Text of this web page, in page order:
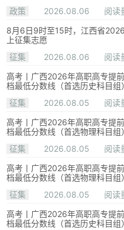
政策 2026.08.06
阅读
8月6日9时至15时，江西省
上征集志愿
征集
2026.08.06
阅读
高考丨广西2026年高职高专提
档最低分数线（首选历史科目组）
征集
2026.08.05
阅读
高考丨广西2026年高职高专提
档最低分数线（首选物理科目组）
征集
2026.08.05
阅读
高考丨广西2026年高职高专提
档最低分数线（首选物理科目组）
征集
2026.08.05
阅读
高考丨广西2026年高职高专提
档最低分数线（首选历史科目组）